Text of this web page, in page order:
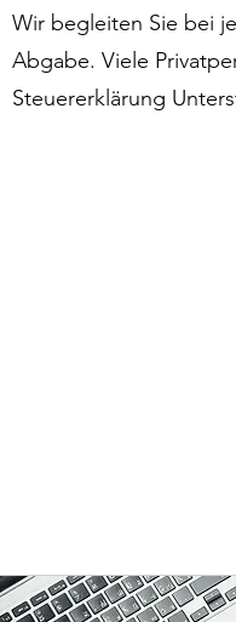
Wir begleiten Sie bei
Abgabe. Viele
Steuererklärung